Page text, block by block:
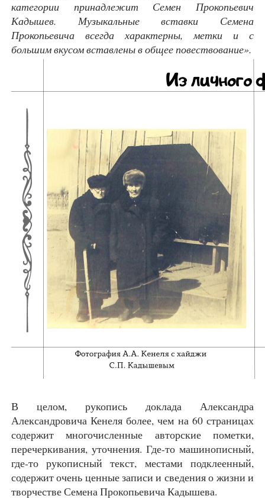
категории принадлежит Семен Прокопьевич
Кадышев. Музыкальные вставки Семена
Прокопьевича всегда характерны, метки и с
большим вкусом вставлены в общее повествование».
В целом, рукопись доклада Александра
Александровича Кенеля более, чем на 60 страницах
содержит многочисленные авторские пометки,
перечеркивания, уточнения. Где-то машинописный,
где-то рукописный текст, местами подклеенный,
содержит очень ценные записи и сведения о жизни и
творчестве Семена Прокопьевича Кадышева.